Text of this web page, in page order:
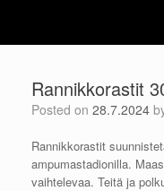
content
Rannikkorastit
Posted on 28.7.2024
Rannikkorastit
ampumastadionilla.
vaihtelevaa. Teitä ja